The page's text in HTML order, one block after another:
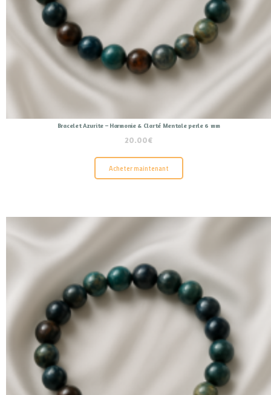
Bracelet Azurite – Harmonie & Clarté Mentale perle 6 mm
20.00€
Acheter maintenant